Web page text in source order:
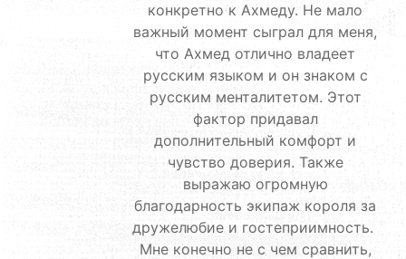
конкретно к Ахмеду. Не мало
важный момент сыграл для меня,
что Ахмед отлично владеет
русским языком и он знаком с
русским менталитетом. Этот
фактор придавал
дополнительный комфорт и
чувство доверия. Также
выражаю огромную
благодарность экипаж короля за
дружелюбие и гостеприимность.
Мне конечно не с чем сравнить,